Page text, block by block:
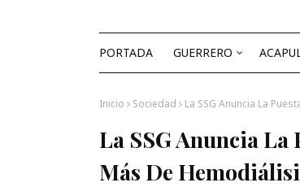
PORTADA GUERRERO
Inicio Sociedad La SSG Anuncia La
La SSG Anuncia
Más De